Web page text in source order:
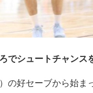
でシュートチャンス
の好セーブから始ま